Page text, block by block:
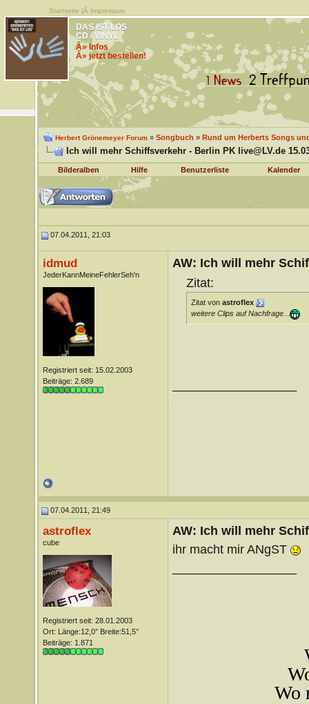
Startseite |Â Impressum
DAS IST LOS
CD / VINYL
Â» Infos
Â» jetzt bestellen!
Herbert Grönemeyer Forum» Songbuch » Rund um Herberts Songs
Ich will mehr Schiffsverkehr - Berlin PK live@LV.de
Bilderalben Hilfe Benutzerliste Kalender
07.04.2011, 21:03
idmud
JederKannMeineFehlerSeh'n
Registriert seit: 15.02.2003
Beiträge: 2.689
AW: Ich will mehr
Zitat:
Zitat von astroflex
weitere Clips auf Nachfrage...
07.04.2011, 21:49
astroflex
cube
Registriert seit: 28.01.2003
Ort: Länge:12,0° Breite:51,5°
Beiträge: 1.871
AW: Ich will mehr
ihr macht mir ANgST
Wo